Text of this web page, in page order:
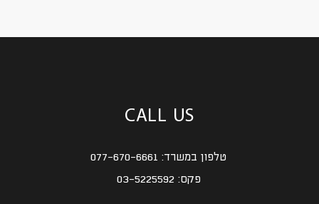
CALL US
טלפון במשרד: 077-670-6661
פקס:03-5225592